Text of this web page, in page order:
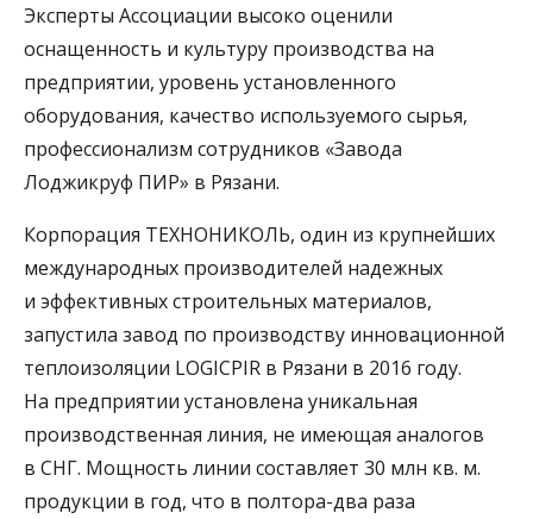
Эксперты Ассоциации высоко оценили
оснащенность и культуру производства на
предприятии, уровень установленного
оборудования, качество используемого сырья,
профессионализм сотрудников «Завода
Лоджикруф ПИР» в Рязани.
Корпорация ТЕХНОНИКОЛЬ, один из крупнейших
международных производителей надежных
и эффективных строительных материалов,
запустила завод по производству инновационной
теплоизоляции LOGICPIR в Рязани в 2016 году.
На предприятии установлена уникальная
производственная линия, не имеющая аналогов
в СНГ. Мощность линии составляет 30 млн кв. м.
продукции в год, что в полтора-два раза